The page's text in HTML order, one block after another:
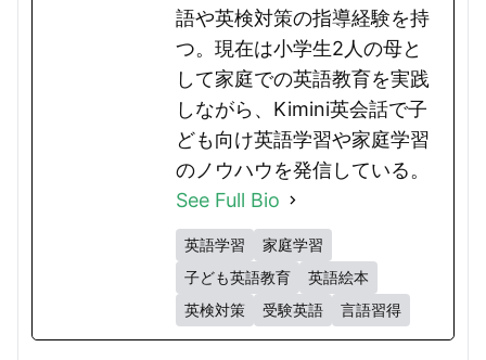
語や英検対策の指導経験を持
つ。現在は小学生2人の母と
して家庭での英語教育を実践
しながら、Kimini英会話で子
ども向け英語学習や家庭学習
のノウハウを発信している。
See Full Bio
英語学習
家庭学習
子ども英語教育
英語絵本
英検対策
受験英語 言語習得